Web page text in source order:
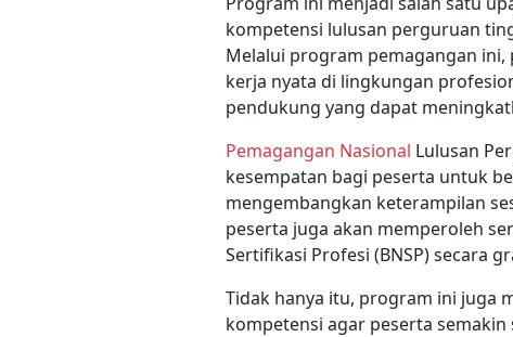
kompetensi lulusan perguruan
Melalui program pemagangan
kerja nyata di lingkungan
pendukung yang dapat
Pemagangan Nasional Lulusan
kesempatan bagi peserta untuk
mengembangkan keterampilan
peserta juga akan memperoleh
Sertifikasi Profesi (BNSP) secara
Tidak hanya itu, program ini juga
kompetensi agar peserta